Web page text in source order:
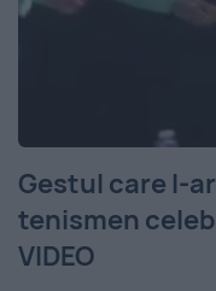
Gestul care l-
tenismen
VIDEO